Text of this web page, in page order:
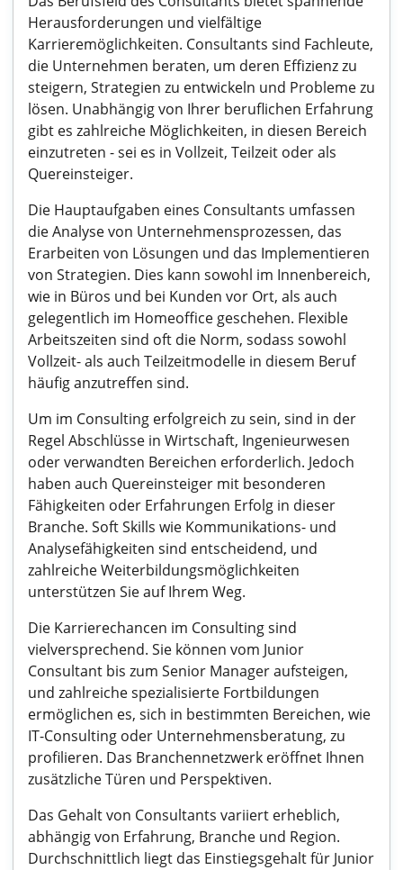
Herausforderungen und vielfältige
Karrieremöglichkeiten. Consultants sind Fachleute,
die Unternehmen beraten, um deren Effizienz zu
steigern, Strategien zu entwickeln und Probleme zu
lösen. Unabhängig von Ihrer beruflichen Erfahrung
gibt es zahlreiche Möglichkeiten, in diesen Bereich
einzutreten - sei es in Vollzeit, Teilzeit oder als
Quereinsteiger.
Die Hauptaufgaben eines Consultants umfassen
die Analyse von Unternehmensprozessen, das
Erarbeiten von Lösungen und das Implementieren
von Strategien. Dies kann sowohl im Innenbereich,
wie in Büros und bei Kunden vor Ort, als auch
gelegentlich im Homeoffice geschehen. Flexible
Arbeitszeiten sind oft die Norm, sodass sowohl
Vollzeit- als auch Teilzeitmodelle in diesem Beruf
häufig anzutreffen sind.
Um im Consulting erfolgreich zu sein, sind in der
Regel Abschlüsse in Wirtschaft, Ingenieurwesen
oder verwandten Bereichen erforderlich. Jedoch
haben auch Quereinsteiger mit besonderen
Fähigkeiten oder Erfahrungen Erfolg in dieser
Branche. Soft Skills wie Kommunikations- und
Analysefähigkeiten sind entscheidend, und
zahlreiche Weiterbildungsmöglichkeiten
unterstützen Sie auf Ihrem Weg.
Die Karrierechancen im Consulting sind
vielversprechend. Sie können vom Junior
Consultant bis zum Senior Manager aufsteigen,
und zahlreiche spezialisierte Fortbildungen
ermöglichen es, sich in bestimmten Bereichen, wie
IT-Consulting oder Unternehmensberatung, zu
profilieren. Das Branchennetzwerk eröffnet Ihnen
zusätzliche Türen und Perspektiven.
Das Gehalt von Consultants variiert erheblich,
abhängig von Erfahrung, Branche und Region.
Durchschnittlich liegt das Einstiegsgehalt für Junior